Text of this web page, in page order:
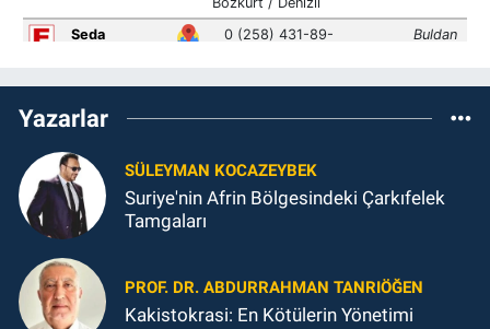
Yazarlar
SÜLEYMAN KOCAZEYBEK
Suriye'nin Afrin Bölgesindeki Çarkıfelek
Tamgaları
PROF. DR. ABDURRAHMAN TANRIÖĞEN
Kakistokrasi: En Kötülerin Yönetimi